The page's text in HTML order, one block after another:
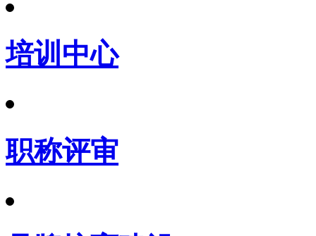
培训中心
职称评审